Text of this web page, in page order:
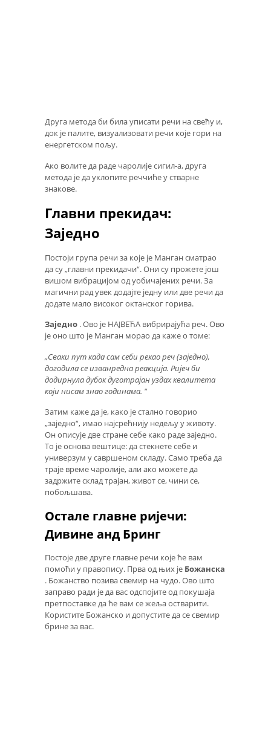
Друга метода би била уписати речи на свећу и,
док је палите, визуализовати речи које гори на
енергетском пољу.
Ако волите да раде чаролије сигил-а, друга
метода је да уклопите реччиће у стварне
знакове.
Главни прекидач:
Заједно
Постоји група речи за које је Манган сматрао
да су „главни прекидачи“. Они су прожете још
вишом вибрацијом од уобичајених речи. За
магични рад увек додајте једну или две речи да
додате мало високог октанског горива.
Заједно . Ово је НАЈВЕЋА вибрирајућа реч. Ово
је оно што је Манган морао да каже о томе:
„Сваки пут када сам себи рекао реч (заједно),
догодила се изванредна реакција. Ријеч би
додирнула дубок дуготрајан уздах квалитета
који нисам знао годинама. "
Затим каже да је, како је стално говорио
„заједно“, имао најсрећнију недељу у животу.
Он описује две стране себе како раде заједно.
То је основа вештице: да стекнете себе и
универзум у савршеном складу. Само треба да
траје време чаролије, али ако можете да
задржите склад трајан, живот се, чини се,
побољшава.
Остале главне ријечи:
Дивине анд Бринг
Постоје две друге главне речи које ће вам
помоћи у правопису. Прва од њих је Божанска
. Божанство позива свемир на чудо. Ово што
заправо ради је да вас одспојите од покушаја
претпоставке да ће вам се жеља остварити.
Користите Божанско и допустите да се свемир
брине за вас.